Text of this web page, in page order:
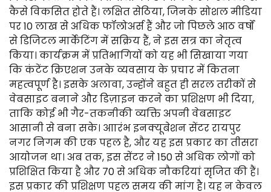
कैसे विकसित होते हैं। लक्षित सेठिया, जिनके सोशल मीडिया
पर 10 लाख से अधिक फॉलोअर्स हैं और जो पिछले आठ वर्षों
से डिजिटल मार्केटिंग में सक्रिय हैं, ने इस सत्र का नेतृत्व
किया। कार्यक्रम में प्रतिभागियों को यह भी सिखाया गया
कि कंटेंट क्रिएशन उनके व्यवसाय के प्रचार में कितना
महत्वपूर्ण है। इसके अलावा, उन्होंने बहुत ही सरल तरीकों से
वेबसाइट बनाने और डिज़ाइन करने का प्रशिक्षण भी दिया,
ताकि कोई भी गैर-तकनीकी व्यक्ति अपनी वेबसाइट
आसानी से बना सके। आारंभ इनक्यूबेशन सेंटर रायपुर
नगर निगम की एक पहल है, और यह इस प्रकार का तीसरा
आयोजन था। अब तक, इस सेंटर ने 150 से अधिक लोगों को
प्रशिक्षित किया है और 70 से अधिक नौकरियां सृजित की हैं।
इस प्रकार की प्रशिक्षण पहल समय की मांग है। यह न केवल